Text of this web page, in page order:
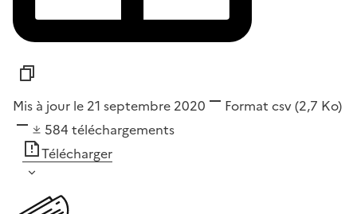
Mis à jour le 21 septembre 2020 Format csv(2,7 Ko)
584 téléchargements
Télécharger